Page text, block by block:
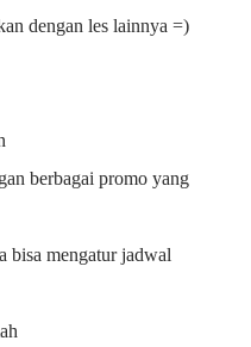
dengan les lainnya =)
berbagai promo yang
bisa mengatur jadwal